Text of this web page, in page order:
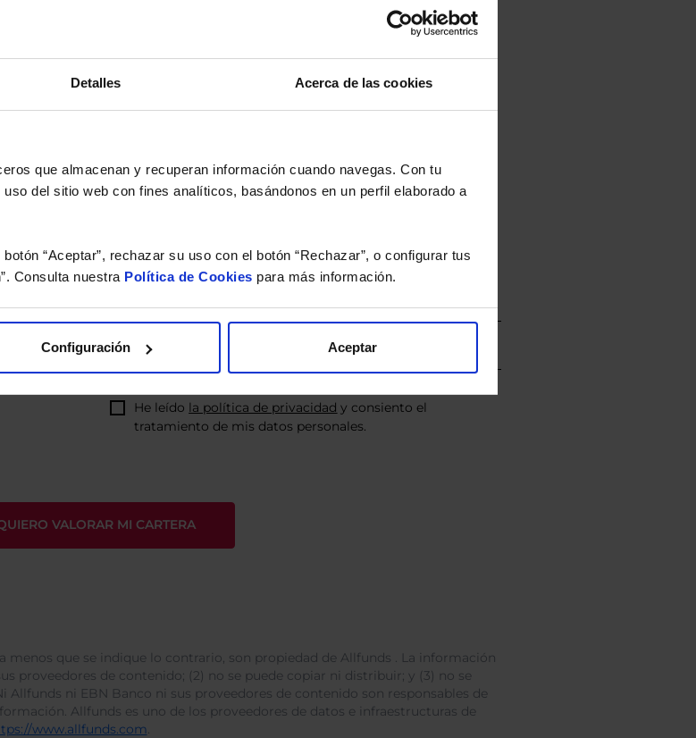
Detalles Acerca de las cookies
que almacenan y recuperan información cuando navegas. Con tu
del sitio web con fines analíticos, basándonos en un perfil elaborado a
“Aceptar”, rechazar su uso con el botón “Rechazar”, o configurar tus
Consulta nuestra Política de Cookies para más información.
Configuración Aceptar
Liquidativos del Fondo al cierre de la última sesión, y se calculan de Valor Liquidativo de la sesión
fondo es de reparto. Todas las rentabilidades mostradas están en la divisa Euro.
gratuito de su cartera.
de sus Fondos y nuestros expertos le enviarán un estudio gratuito
podrá ahorrar en sus costes.
He leído la política de privacidad y consiento el
tratamiento de mis datos personales.
menos que se indique lo contrario, son propiedad de Allfunds . La información
proveedores de contenido; (2) no se puede copiar ni distribuir; y (3) no se
ni EBN Banco ni sus proveedores de contenido son responsables de
Allfunds es uno de los proveedores de datos e infraestructuras de
www.allfunds.com.